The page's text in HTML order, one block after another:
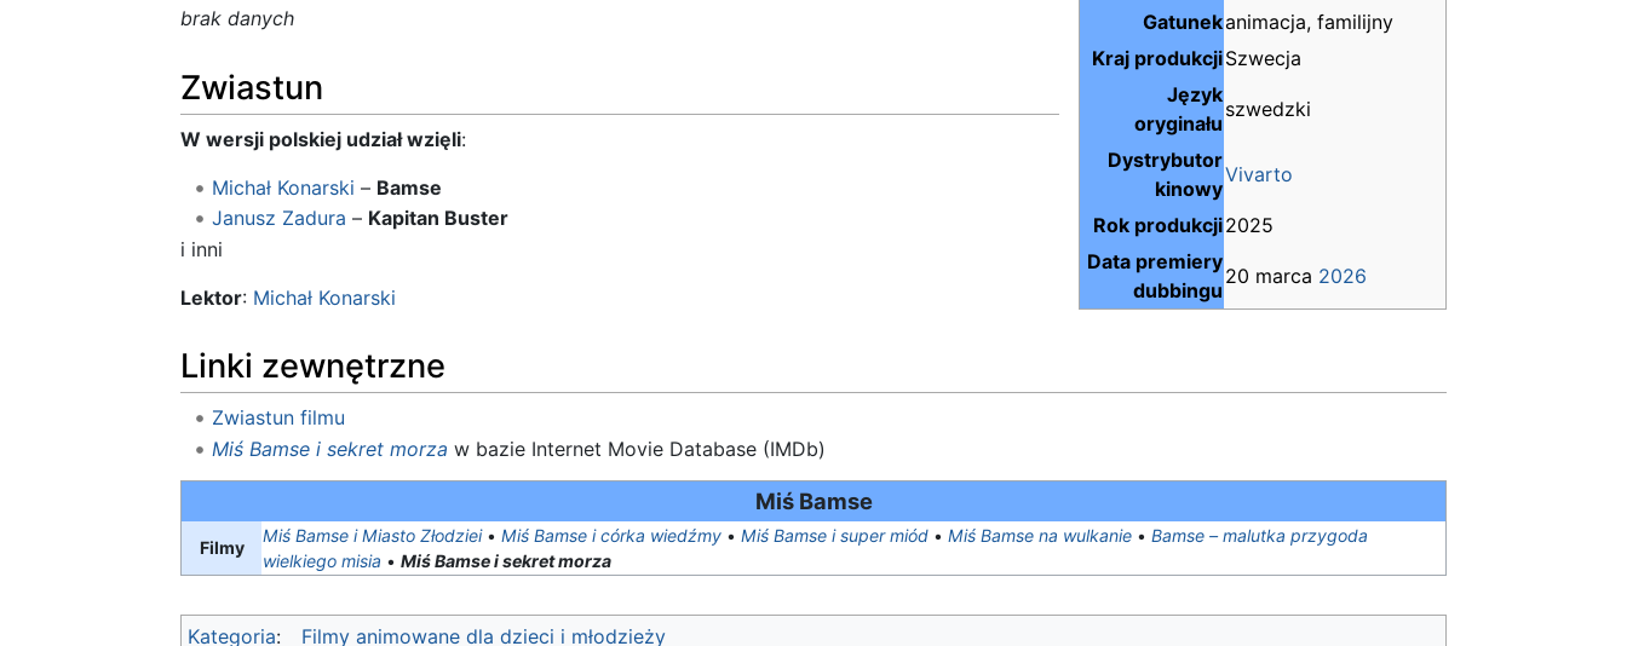
Gatunekanimacja, familijny
Kraj produkcjiSzwecja
Język
oryginału
szwedzki
Dystrybutor
kinowy
Vivarto
Rok produkcji2025
Data premiery
dubbingu
20 marca 2026
brak danych
Zwiastun
W wersji polskiej udział wzięli:
Michał Konarski – Bamse
Janusz Zadura – Kapitan Buster
i inni
Lektor: Michał Konarski
Linki zewnętrzne
Zwiastun filmu
Miś Bamse i sekret morza w bazie Internet Movie Database (IMDb)
Miś Bamse
Filmy
Miś Bamse i Miasto Złodziei• Miś Bamse i córka wiedźmy • Miś Bamse i super miód • Miś Bamse na wulkanie • Bamse – malutka przygoda
wielkiego misia • Miś Bamse i sekret morza
Kategoria: Filmy animowane dla dzieci i młodzieży